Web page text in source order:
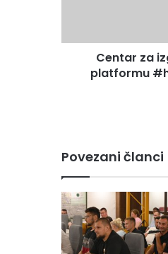
#letstalk
Centar za
platformu
Povezani članci